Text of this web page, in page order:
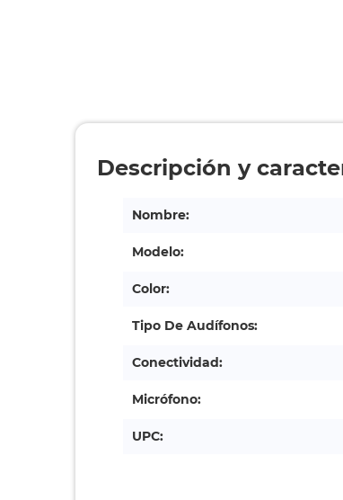
Descripción y
Nombre:
Modelo:
Color:
Tipo De Audífonos:
Conectividad:
Micrófono:
UPC: